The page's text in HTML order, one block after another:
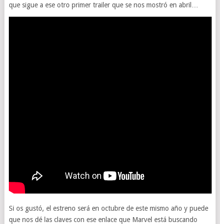
que sigue a ese otro primer trailer que se nos mostró en abril…
Si os gustó, el estreno será en octubre de este mismo año y puede
que nos dé las claves con ese enlace que Marvel está buscando